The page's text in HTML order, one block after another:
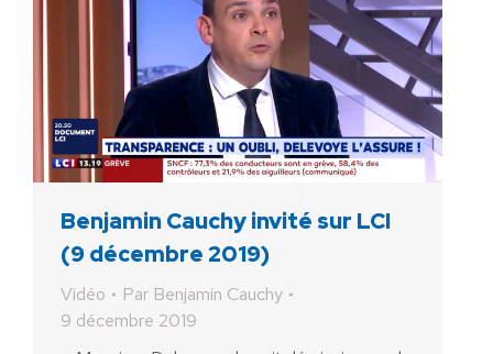
Benjamin Cauchy invité sur LCI
(9 décembre 2019)
Vidéo Par Benjamin Cauchy
9 décembre 2019